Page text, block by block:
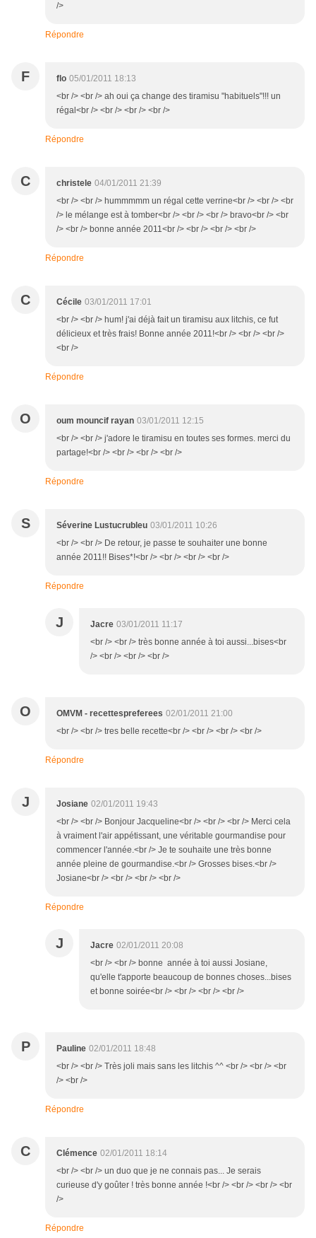
/>
Répondre
F flo 05/01/2011 18:13
<br /> <br /> ah oui ça change des tiramisu "habituels"!!! un
régal<br /> <br /> <br /> <br />
Répondre
C christele 04/01/2011 21:39
<br /> <br /> hummmmm un régal cette verrine<br /> <br /> <br
/> le mélange est à tomber<br /> <br /> <br /> bravo<br /> <br
/> <br /> bonne année 2011<br /> <br /> <br /> <br />
Répondre
C Cécile 03/01/2011 17:01
<br /> <br /> hum! j'ai déjà fait un tiramisu aux litchis, ce fut
délicieux et très frais! Bonne année 2011!<br /> <br /> <br />
<br />
Répondre
O oum mouncif rayan 03/01/2011 12:15
<br /> <br /> j'adore le tiramisu en toutes ses formes. merci du
partage!<br /> <br /> <br /> <br />
Répondre
S Séverine Lustucrubleu 03/01/2011 10:26
<br /> <br /> De retour, je passe te souhaiter une bonne
année 2011!! Bises*!<br /> <br /> <br /> <br />
Répondre
J Jacre 03/01/2011 11:17
<br /> <br /> très bonne année à toi aussi...bises<br
/> <br /> <br /> <br />
O OMVM - recettespreferees 02/01/2011 21:00
<br /> <br /> tres belle recette<br /> <br /> <br /> <br />
Répondre
J Josiane 02/01/2011 19:43
<br /> <br /> Bonjour Jacqueline<br /> <br /> <br /> Merci cela
à vraiment l'air appétissant, une véritable gourmandise pour
commencer l'année.<br /> Je te souhaite une très bonne
année pleine de gourmandise.<br /> Grosses bises.<br />
Josiane<br /> <br /> <br /> <br />
Répondre
J Jacre 02/01/2011 20:08
<br /> <br /> bonne année à toi aussi Josiane,
qu'elle t'apporte beaucoup de bonnes choses...bises
et bonne soirée<br /> <br /> <br /> <br />
P Pauline 02/01/2011 18:48
<br /> <br /> Très joli mais sans les litchis ^^ <br /> <br /> <br
/> <br />
Répondre
C Clémence 02/01/2011 18:14
<br /> <br /> un duo que je ne connais pas... Je serais
curieuse d'y goûter ! très bonne année !<br /> <br /> <br /> <br
/>
Répondre